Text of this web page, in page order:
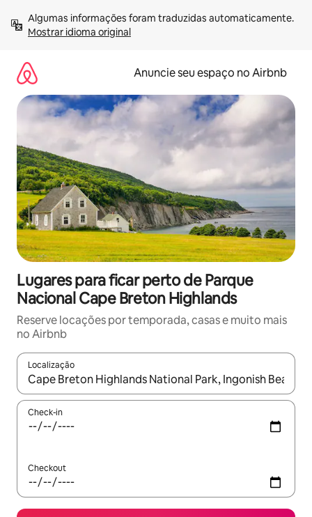
para
Mostrar idioma original
Anuncie seu espaço no Airbnb
Lugares para ficar perto de Parque
Nacional Cape Breton Highlands
Reserve locações por temporada, casas e muito mais
no Airbnb
Localização
Quando os resultados estiverem disponíveis, explore-os
Check-in
Checkout